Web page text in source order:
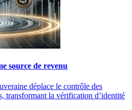
source de revenu
déplace le contrôle des
transformant la vérification d’identité